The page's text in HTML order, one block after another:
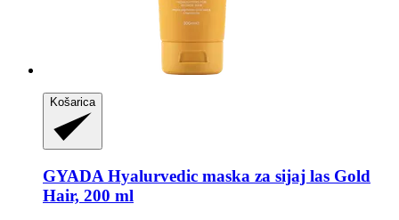
Košarica
GYADA Hyalurvedic maska za sijaj las Gold
Hair, 200 ml